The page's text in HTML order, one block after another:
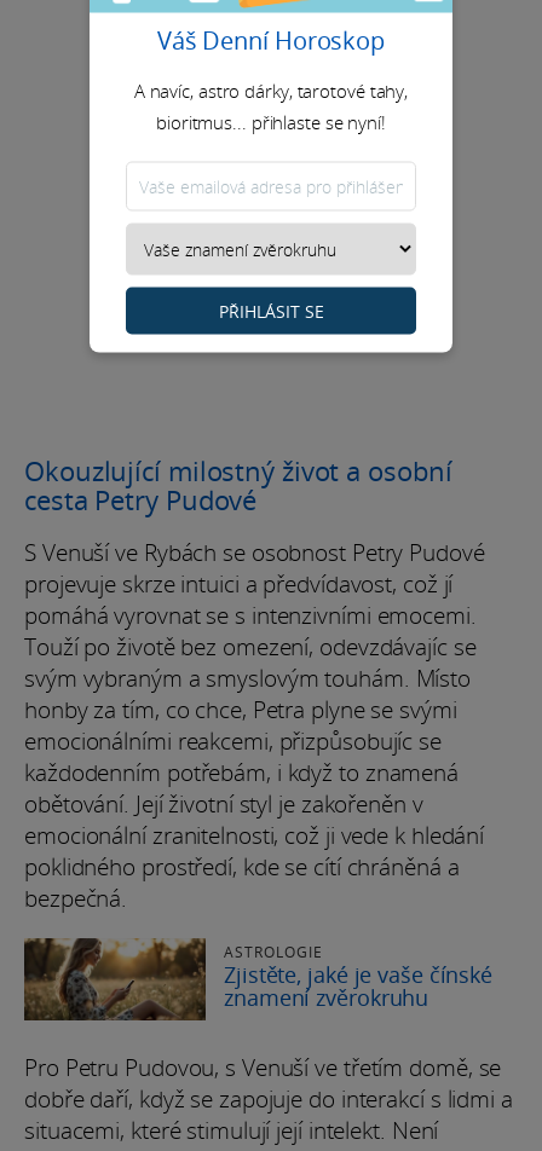
Okouzlující milostný život a osobní
cesta Petry Pudové
S Venuší ve Rybách se osobnost Petry Pudové
projevuje skrze intuici a předvídavost, což jí
pomáhá vyrovnat se s intenzivními emocemi.
Touží po životě bez omezení, odevzdávajíc se
svým vybraným a smyslovým touhám. Místo
honby za tím, co chce, Petra plyne se svými
emocionálními reakcemi, přizpůsobujíc se
každodenním potřebám, i když to znamená
obětování. Její životní styl je zakořeněn v
emocionální zranitelnosti, což ji vede k hledání
poklidného prostředí, kde se cítí chráněná a
bezpečná.
ASTROLOGIE
Zjistěte, jaké je vaše čínské
znamení zvěrokruhu
Pro Petru Pudovou, s Venuší ve třetím domě, se
dobře daří, když se zapojuje do interakcí s lidmi a
situacemi, které stimulují její intelekt. Není
Váš Denní Horoskop
A navíc, astro dárky, tarotové tahy,
bioritmus... přihlaste se nyní!
PŘIHLÁSIT SE